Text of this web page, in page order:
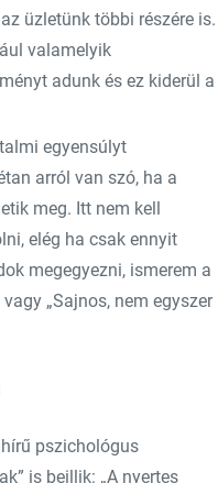
üzletünk többi részére is.
valamelyik
adunk és ez kiderül a
egyensúlyt
arról van szó, ha a
meg. Itt nem kell
elég ha csak ennyit
megegyezni, ismerem a
„Sajnos, nem egyszer
pszichológus
is beillik: „A nyertes